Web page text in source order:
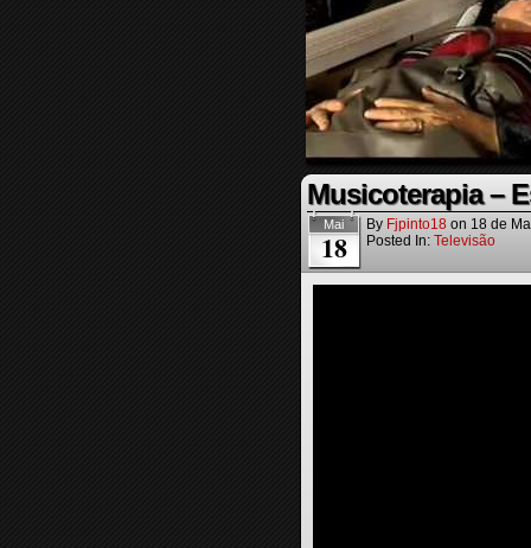
Musicoterapia –
Mai
18
By Fjpinto18 on 18 de
Posted In: Televisão